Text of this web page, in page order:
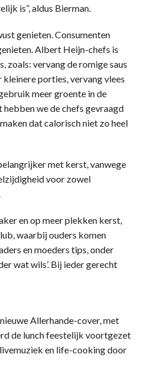
is”, aldus Bierman.
genieten. Consumenten
Albert Heijn-chefs is
zoals: vervang de romige saus
porties, vervang vlees
meer groente in de
hebben we de chefs gevraagd
dat calorisch niet zo heel
met kerst, vanwege
voor zowel
en op meer plekken kerst,
waarbij ouders komen
en moeders tips, onder
wat wils’. Bij ieder gerecht
Allerhande-cover, met
de lunch feestelijk voortgezet
en life-cooking door